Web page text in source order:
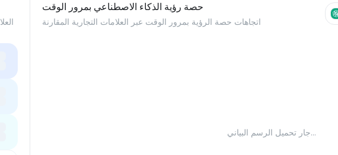
حصة رؤية الذكاء الاصطناعي بمرور الوقت
اتجاهات حصة الرؤية بمرور الوقت عبر العلامات التجارية المقارنة
جار تحميل الرسم البياني...